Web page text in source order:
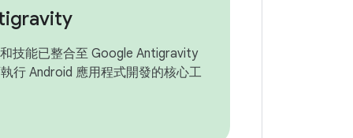
技能已整合至 Google Antigravity
行 Android 應用程式開發的核心工